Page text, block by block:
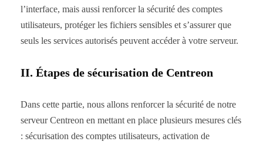
l’interface, mais aussi renforcer la sécurité des comptes
utilisateurs, protéger les fichiers sensibles et s’assurer que
seuls les services autorisés peuvent accéder à votre serveur.
II. Étapes de sécurisation de Centreon
Dans cette partie, nous allons renforcer la sécurité de notre
serveur Centreon en mettant en place plusieurs mesures clés
: sécurisation des comptes utilisateurs, activation de